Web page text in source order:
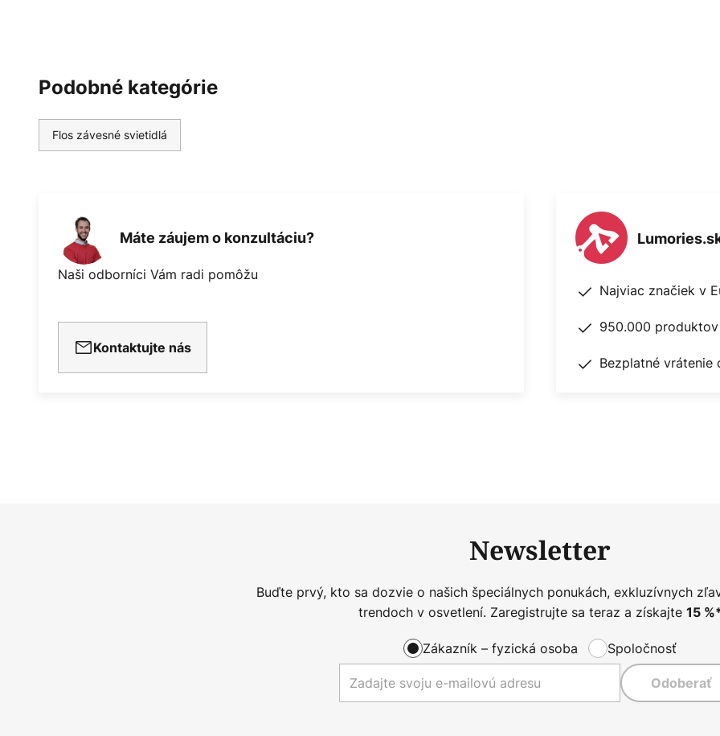
Podobné kategórie
Flos závesné svietidlá
Máte záujem o konzultáciu?
Naši odborníci Vám radi pomôžu
Kontaktujte nás
Najviac značiek v
950.000
Bezplatné vrátenie
Newsletter
Buďte prvý, kto sa dozvie o našich špeciálnych ponukách, exkluzívnych
trendoch v osvetlení. Zaregistrujte sa teraz a získajte 15
Zákazník – fyzická osoba Spoločnosť
Odoberať